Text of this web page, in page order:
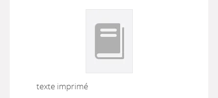
texte imprimé